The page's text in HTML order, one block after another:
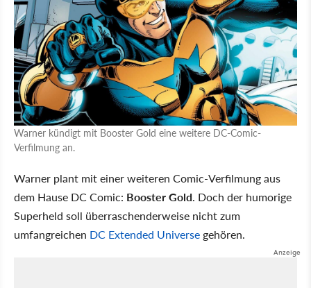
Warner kündigt mit Booster Gold eine weitere DC-Comic-
Verfilmung an.
Warner plant mit einer weiteren Comic-Verfilmung aus
dem Hause DC Comic: Booster Gold. Doch der humorige
Superheld soll überraschenderweise nicht zum
umfangreichen DC Extended Universe gehören.